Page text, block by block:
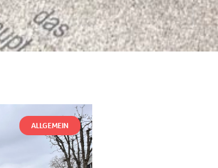
ALLGEMEIN